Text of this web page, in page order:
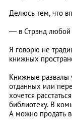
Делюсь тем, что
— в Стрэнд
Я говорю не
книжных
Книжные развалы
отданных или
хочется
библиотеку. В
А можно продать